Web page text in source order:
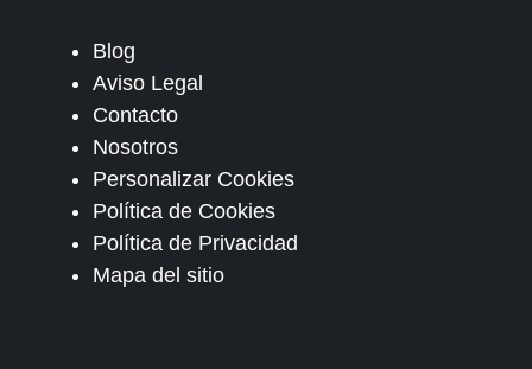
Blog
Aviso Legal
Contacto
Nosotros
Personalizar Cookies
Política de Cookies
Política de Privacidad
Mapa del sitio